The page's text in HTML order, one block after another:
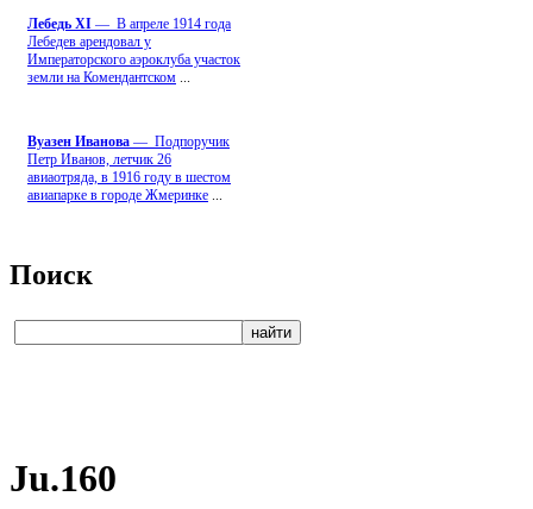
Лебедь ХI — В апреле 1914 года
Лебедев арендовал у
Императорского аэроклуба участок
земли на Комендантском
Вуазен Иванова — Подпоручик
Петр Иванов, летчик 26
авиаотряда, в 1916 году в шестом
авиапарке в городе Жмеринке
Поиск
Ju.160